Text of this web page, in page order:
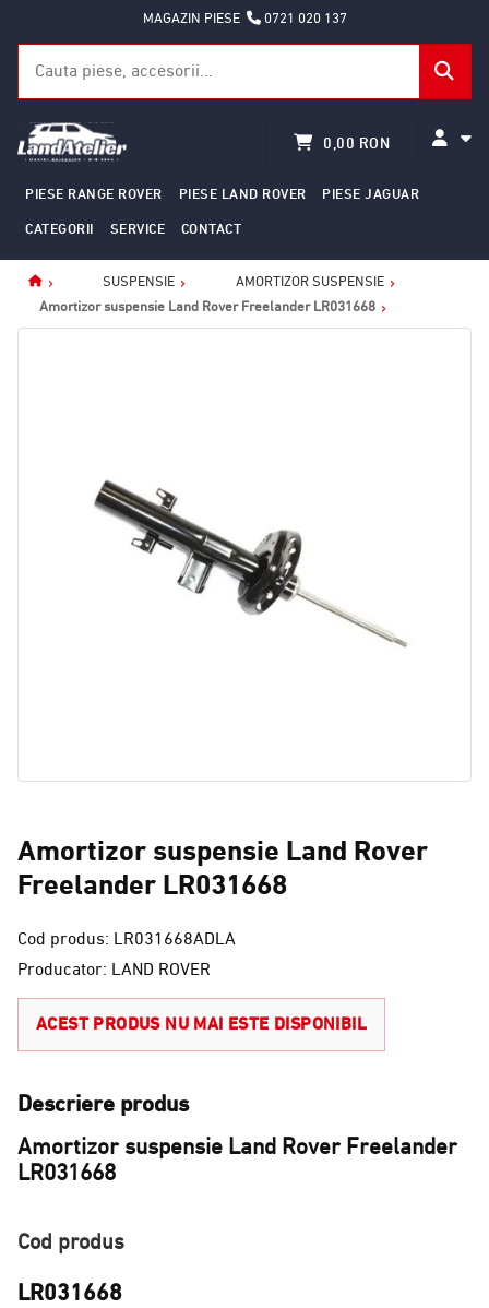
MAGAZIN PIESE 0721 020 137
0,00 RON
PIESE RANGE ROVER PIESE LAND ROVER PIESE JAGUAR
CATEGORII SERVICE CONTACT
Home
SUSPENSIE
AMORTIZOR SUSPENSIE
Amortizor suspensie Land Rover Freelander LR031668
Amortizor suspensie Land Rover
Freelander LR031668
Cod produs: LR031668ADLA
Producator: LAND ROVER
ACEST PRODUS NU MAI ESTE DISPONIBIL
Descriere produs
Amortizor suspensie Land Rover Freelander
LR031668
Cod produs
LR031668